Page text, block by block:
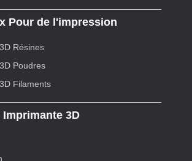
Pour de l'impression
Résines
Poudres
Filaments
3D